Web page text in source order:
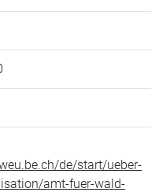
de/start/ueber-
amt-fuer-wald-